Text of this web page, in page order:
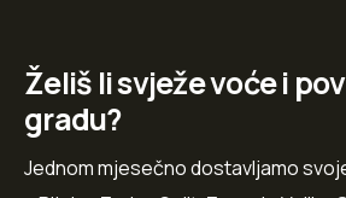
Želiš li svježe voće i
gradu?
Jednom mjesečno dostavljamo